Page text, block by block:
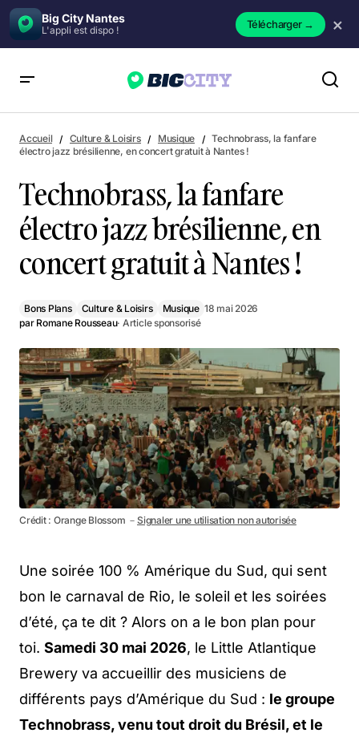
Big City Nantes
L'appli est dispo ! Télécharger→ ×
gratuit à Nantes !
Accueil Culture & Loisirs Musique
Technobrass, la fanfare
électro jazz brésilienne, en concert gratuit à Nantes !
Technobrass, la fanfare
électro jazz brésilienne, en
concert gratuit à Nantes !
Bons Plans Culture & Loisirs Musique 18 mai 2026
par Romane Rousseau· Article sponsorisé
Crédit : Orange Blossom － Signaler une utilisation non autorisée
Une soirée 100 % Amérique du Sud, qui sent
bon le carnaval de Rio, le soleil et les soirées
d’été, ça te dit ? Alors on a le bon plan pour
toi. Samedi 30 mai 2026, le Little Atlantique
Brewery va accueillir des musiciens de
différents pays d’Amérique du Sud : le groupe
Technobrass, venu tout droit du Brésil, et le